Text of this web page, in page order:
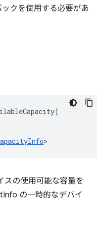
クを使用する必要があ
(
>
スの使用可能な容量を
の一時的なデバイ